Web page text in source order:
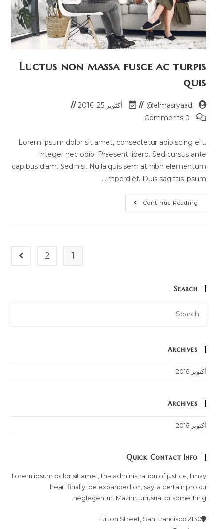
Luctus non massa fusce ac turpis
quis
elmasryaad@
أكتوبر 25, 2016
0 Comments
Lorem ipsum dolor sit amet, consectetur adipiscing elit.
Integer nec odio. Praesent libero. Sed cursus ante
dapibus diam. Sed nisi. Nulla quis sem at nibh elementum
imperdiet. Duis sagittis ipsum.…
Continue Reading
1
2
Search
Archives
أكتوبر 2016
Archives
أكتوبر 2016
Quick Contact Info
Lorem ipsum dolor sit amet, the administration of justice, I may
hear, finally, be expanded on, say, a certain pro cu
neglegentur.Mazim.Unusual or something.
2130 Fulton Street, San Francisco